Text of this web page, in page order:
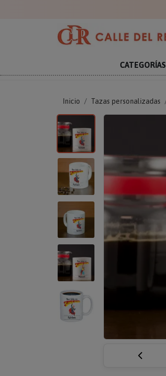
CATEGORÍAS
Inicio Tazas personalizadas